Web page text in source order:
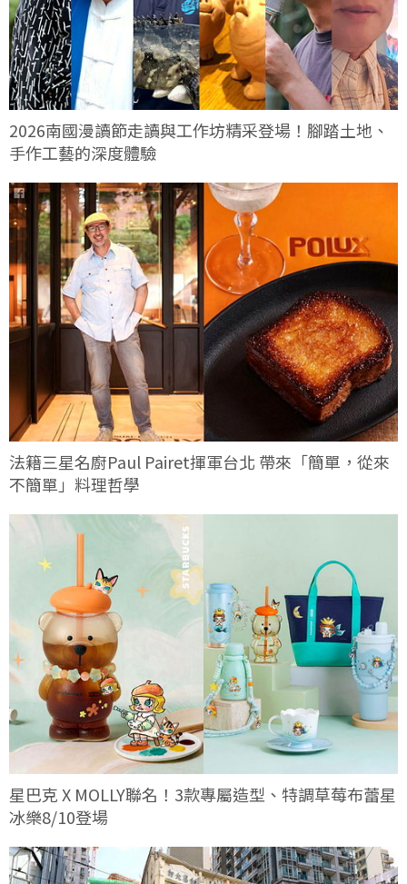
2026南國漫讀節走讀與工作坊精采登場！腳踏土地、
手作工藝的深度體驗
法籍三星名廚Paul Pairet揮軍台北 帶來「簡單，從來
不簡單」料理哲學
星巴克 X MOLLY聯名！3款專屬造型、特調草莓布蕾星
冰樂8/10登場